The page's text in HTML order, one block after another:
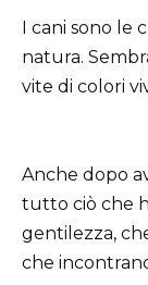
I cani sono le
natura.
vite di colori
Anche dopo
tutto ciò che
gentilezza,
che